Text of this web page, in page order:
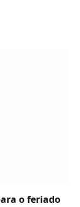
o feriado